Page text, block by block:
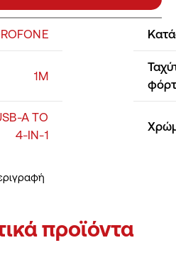
1Μ
A TO
4-IN-1
προϊόντα